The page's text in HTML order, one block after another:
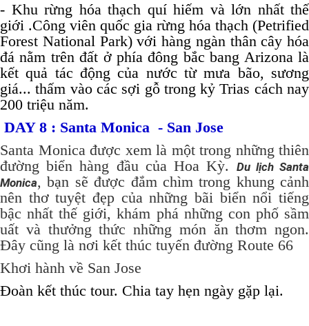
- Khu rừng hóa thạch quí hiếm và lớn nhất thế
giới .Công viên quốc gia rừng hóa thạch (Petrified
Forest National Park) với hàng ngàn thân cây hóa
đá nằm trên đất ở phía đông bắc bang Arizona là
kết quả tác động của nước từ mưa bão, sương
giá... thấm vào các sợi gỗ trong kỷ Trias cách nay
200 triệu năm.
DAY 8 : Santa Monica - San Jose
Santa Monica được xem là một trong những thiên
đường biển hàng đầu của Hoa Kỳ.
Du lịch Santa
Monica, bạn sẽ được đắm chìm trong khung cảnh
nên thơ tuyệt đẹp của những bãi biển nổi tiếng
bậc nhất thế giới, khám phá những con phố sầm
uất và thưởng thức những món ăn thơm ngon.
Đây cũng là nơi kết thúc tuyến đường Route 66
Khơi hành về San Jose
Đoàn kết thúc tour. Chia tay hẹn ngày gặp lại.